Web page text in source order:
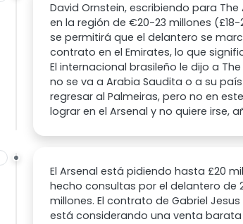
David Ornstein, escribiendo para
en la región de €20-23 millones
se permitirá que el delantero se
contrato en el Emirates, lo que
El internacional brasileño le dijo a
no se va a Arabia Saudita o a su
regresar al Palmeiras, pero no en
lograr en el Arsenal y no quiere irse,
El Arsenal está pidiendo hasta £20
hecho consultas por el delantero de
millones. El contrato de Gabriel
está considerando una venta